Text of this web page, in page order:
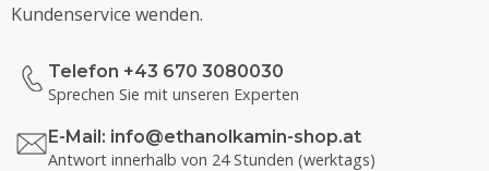
Kundenservice wenden.
Telefon +43 670 3080030
Sprechen Sie mit unseren Experten
E-Mail: info@ethanolkamin-shop.at
Antwort innerhalb von 24 Stunden (werktags)